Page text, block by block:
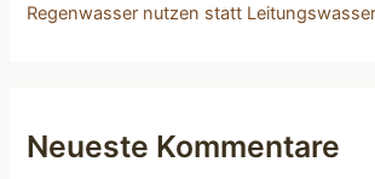
Regenwasser nutzen statt
Neueste Kommentare